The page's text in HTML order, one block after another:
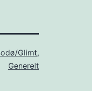
Glimt,
Generelt